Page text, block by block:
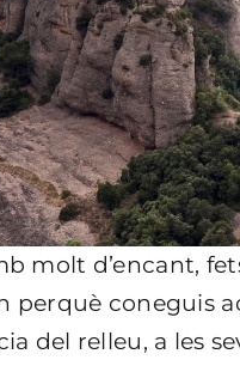
molt d’encant,
perquè coneguis
del relleu, a les